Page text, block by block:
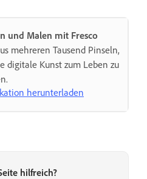
und Malen mit Fresco
mehreren Tausend Pinseln,
digitale Kunst zum Leben zu
herunterladen
hilfreich?